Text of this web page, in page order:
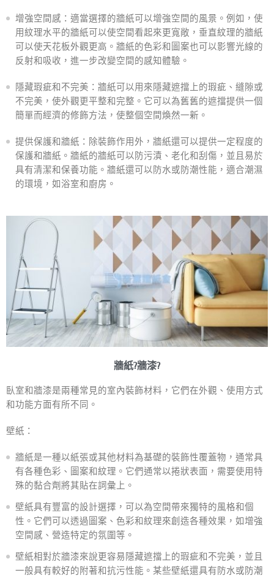
增強空間感：適當選擇的牆紙可以增強空間的風景。例如，使
用紋理水平的牆紙可以使空間看起來更寬敞，垂直紋理的牆紙
可以使天花板外觀更高。牆紙的色彩和圖案也可以影響光線的
反射和吸收，進一步改變空間的感知體驗。
隱藏瑕疵和不完美：牆紙可以用來隱藏遮擋上的瑕疵、縫隙或
不完美，使外觀更平整和完整。它可以為舊舊的遮擋提供一個
簡單而經濟的修飾方法，使整個空間煥然一新。
提供保護和牆紙：除裝飾作用外，牆紙還可以提供一定程度的
保護和牆紙。牆紙的牆紙可以防污漬、老化和刮傷，並且易於
具有清潔和保養功能。牆紙還可以防水或防潮性能，適合潮濕
的環境，如浴室和廚房。
牆紙?牆漆?
臥室和牆漆是兩種常見的室內裝飾材料，它們在外觀、使用方式
和功能方面有所不同。
壁紙：
牆紙是一種以紙張或其他材料為基礎的裝飾性覆蓋物，通常具
有各種色彩、圖案和紋理。它們通常以捲狀表面，需要使用特
殊的黏合劑將其貼在詞彙上。
壁紙具有豐富的設計選擇，可以為空間帶來獨特的風格和個
性。它們可以透過圖案、色彩和紋理來創造各種效果，如增強
空間感、營造特定的氛圍等。
壁紙相對於牆漆來說更容易隱藏遮擋上的瑕疵和不完美，並且
一般具有較好的附著和抗污性能。某些壁紙還具有防水或防潮